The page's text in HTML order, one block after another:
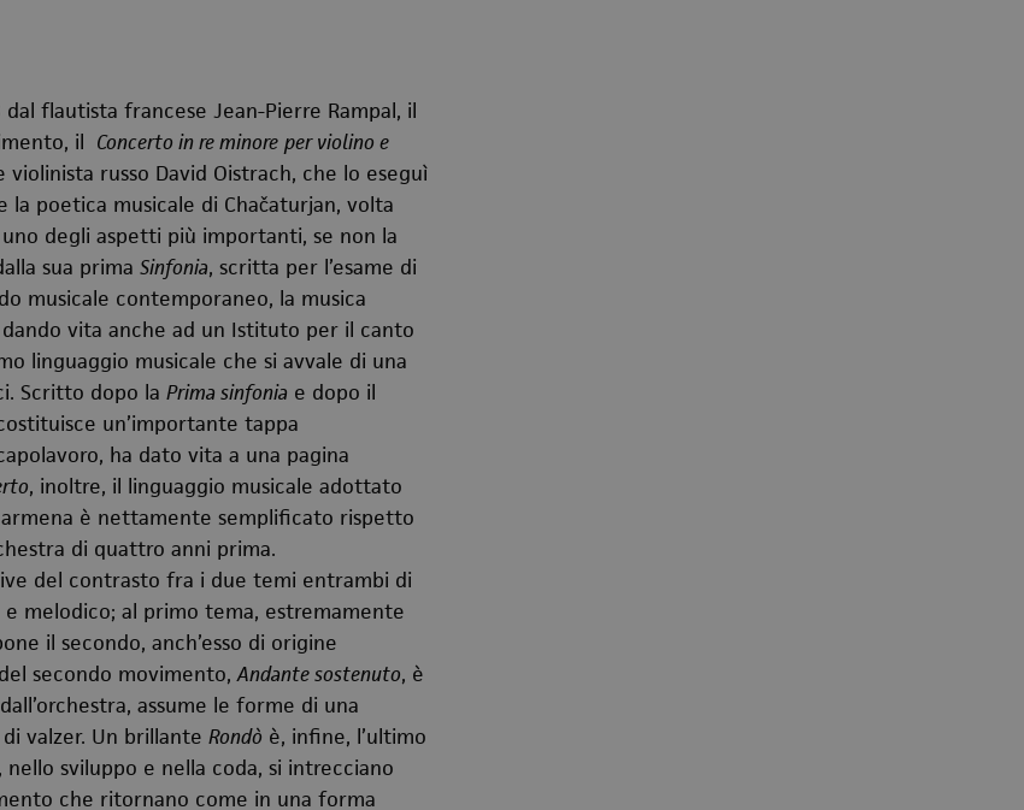
flautista francese Jean-Pierre Rampal, il
il Concerto in re minore per violino e
russo David Oistrach, che lo eseguì
la poetica musicale di Chačaturjan, volta
degli aspetti più importanti, se non la
sua prima Sinfonia, scritta per l’esame di
musicale contemporaneo, la musica
vita anche ad un Istituto per il canto
linguaggio musicale che si avvale di una
Scritto dopo la Prima sinfonia e dopo il
un’importante tappa
ha dato vita a una pagina
, inoltre, il linguaggio musicale adottato
è nettamente semplificato rispetto
di quattro anni prima.
del contrasto fra i due temi entrambi di
melodico; al primo tema, estremamente
il secondo, anch’esso di origine
secondo movimento,Andante sostenuto, è
assume le forme di una
valzer. Un brillante Rondò è, infine, l’ultimo
sviluppo e nella coda, si intrecciano
che ritornano come in una forma